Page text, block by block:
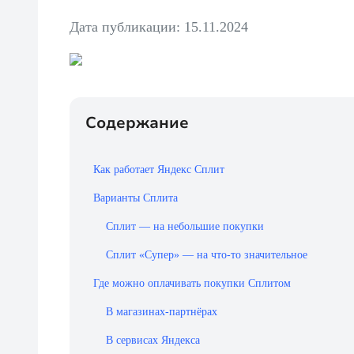
Дата публикации: 15.11.2024
Содержание
Как работает Яндекс Сплит
Варианты Сплита
Сплит — на небольшие покупки
Сплит «Супер» — на что-то значительное
Где можно оплачивать покупки Сплитом
В магазинах-партнёрах
В сервисах Яндекса